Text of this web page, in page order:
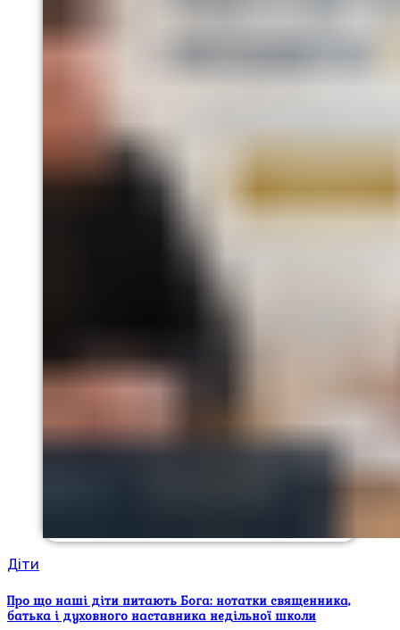
Діти
Про що наші діти питають Бога: нотатки священника,
батька і духовного наставника недільної школи